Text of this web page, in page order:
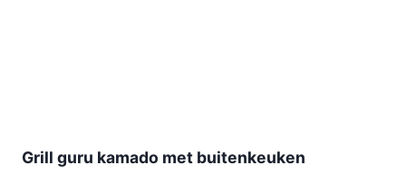
Grill guru kamado met buitenkeuken